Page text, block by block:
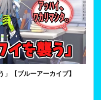
」【ブルーアーカイブ】